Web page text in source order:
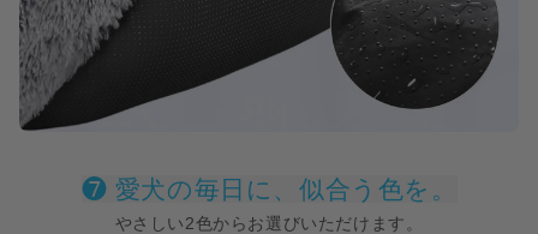
❼ 愛犬の毎日に、似合う色を。
やさしい2色からお選びいただけます。